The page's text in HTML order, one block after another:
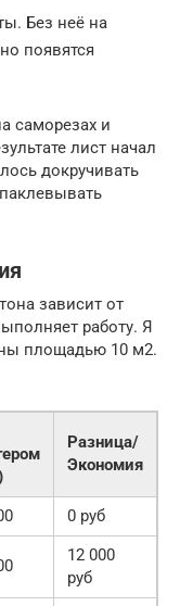
Без неё на
появятся
саморезах и
лист начал
докручивать
зависит от
работу. Я
площадью 10 м2.
Разница/
Экономия
0 руб
12 000
руб